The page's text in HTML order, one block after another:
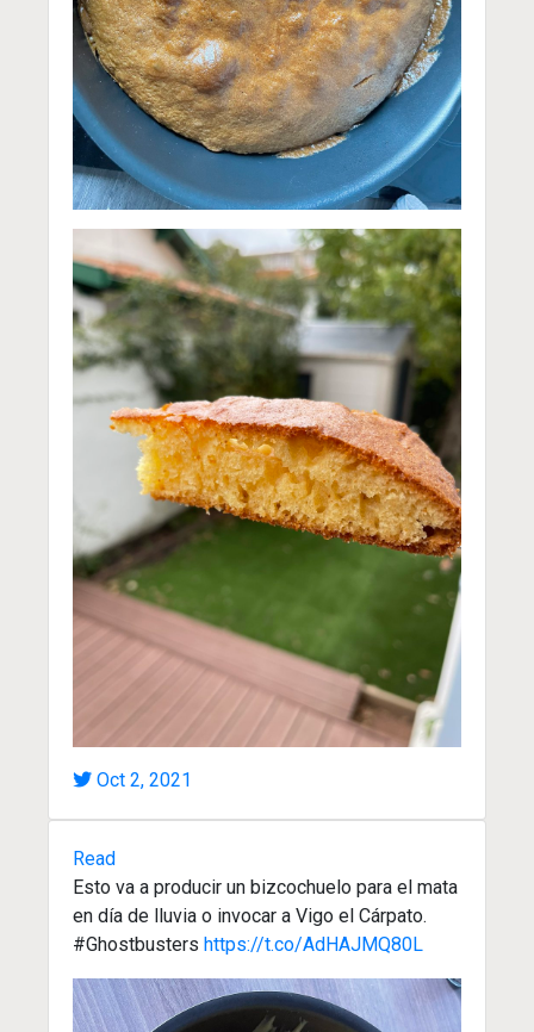
Oct 2, 2021
Read
Esto va a producir un bizcochuelo para el mata
en día de lluvia o invocar a Vigo el Cárpato.
#Ghostbusters https://t.co/AdHAJMQ80L